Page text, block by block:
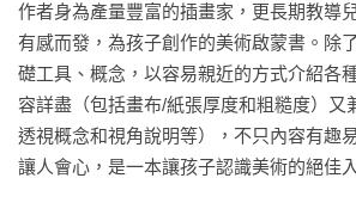
作者身為產量豐富的插畫家，更長期教導
有感而發，為孩子創作的美術啟蒙書。除
礎工具、概念，以容易親近的方式介紹各
容詳盡（包括畫布/紙張厚度和粗糙度）又
透視概念和視角說明等），不只內容有趣
讓人會心，是一本讓孩子認識美術的絕佳